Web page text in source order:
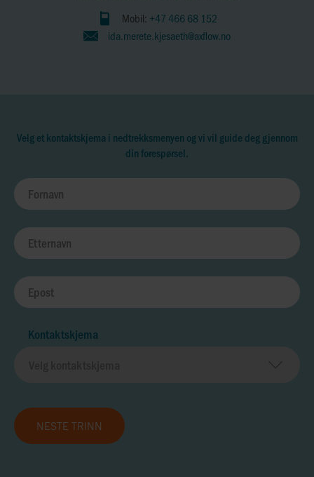
Mobil: +47 466 68 152
ida.merete.kjesaeth@axflow.no
Velg et kontaktskjema i nedtrekksmenyen og vi vil guide deg gjennom
din forespørsel.
Kontaktskjema
NESTE TRINN